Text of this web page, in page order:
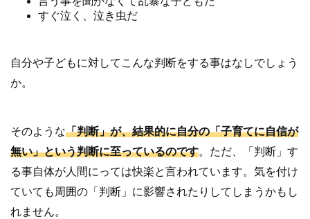
すぐ泣く、泣き虫だ
自分や子どもに対してこんな判断をする事はなしでしょう
か。
そのような「判断」が、結果的に自分の「子育てに自信が
無い」という判断に至っているのです。ただ、「判断」す
る事自体が人間にっては快楽と言われています。気を付け
ていても周囲の「判断」に影響されたりしてしまうかもし
れません。